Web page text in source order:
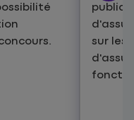
sur les